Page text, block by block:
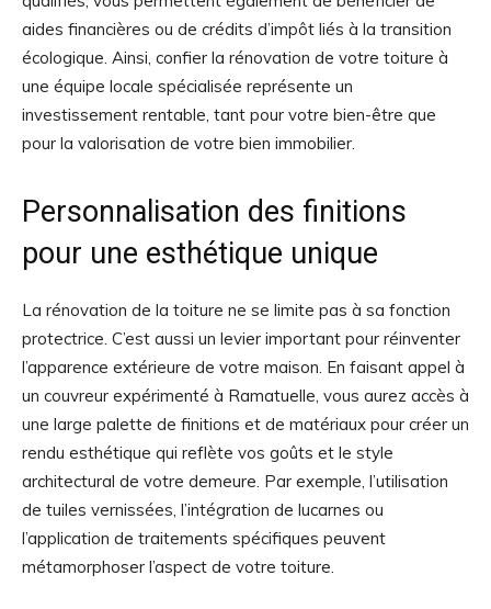
aides financières ou de crédits d’impôt liés à la transition
écologique. Ainsi, confier la rénovation de votre toiture à
une équipe locale spécialisée représente un
investissement rentable, tant pour votre bien-être que
pour la valorisation de votre bien immobilier.
Personnalisation des finitions
pour une esthétique unique
La rénovation de la toiture ne se limite pas à sa fonction
protectrice. C’est aussi un levier important pour réinventer
l’apparence extérieure de votre maison. En faisant appel à
un couvreur expérimenté à Ramatuelle, vous aurez accès à
une large palette de finitions et de matériaux pour créer un
rendu esthétique qui reflète vos goûts et le style
architectural de votre demeure. Par exemple, l’utilisation
de tuiles vernissées, l’intégration de lucarnes ou
l’application de traitements spécifiques peuvent
métamorphoser l’aspect de votre toiture.